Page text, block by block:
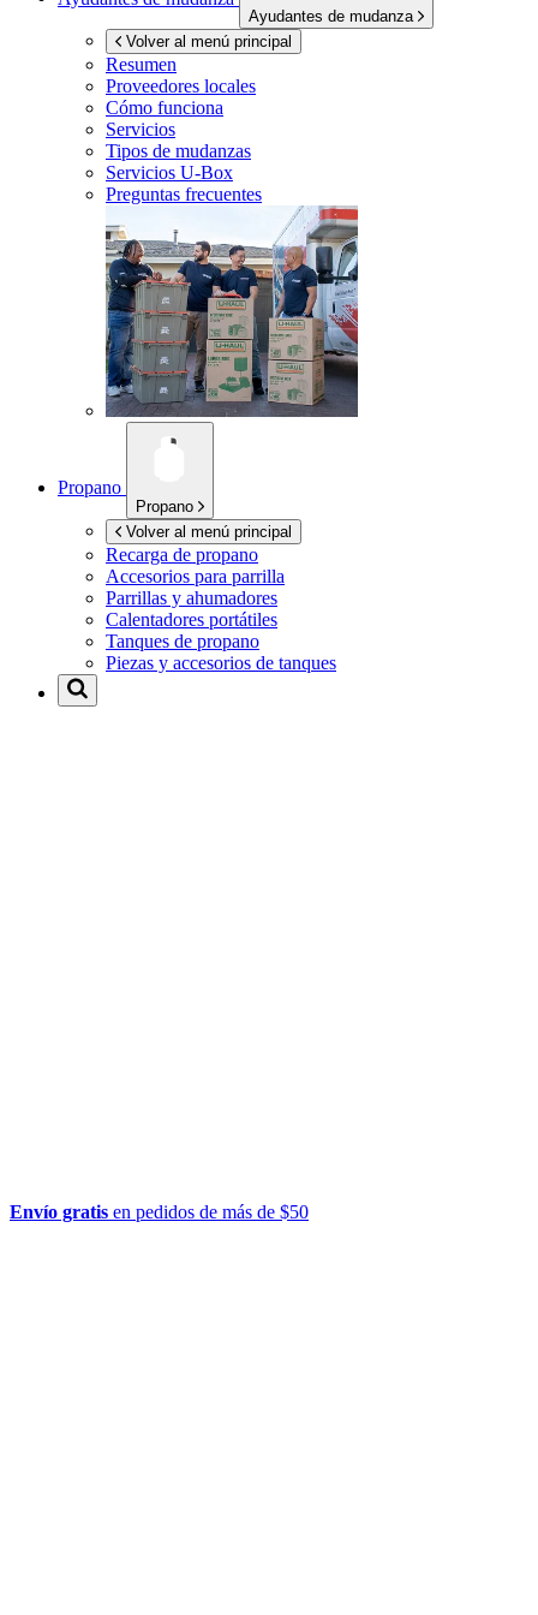
Ayudantes de mudanza
Volver al menú principal
Resumen
Proveedores locales
Cómo funciona
Servicios
Tipos de mudanzas
Servicios U-Box
Preguntas frecuentes
Propano
Propano
Volver al menú principal
Recarga de propano
Accesorios para parrilla
Parrillas y ahumadores
Calentadores portátiles
Tanques de propano
Piezas y accesorios de tanques
Envío gratis en pedidos de más de $50